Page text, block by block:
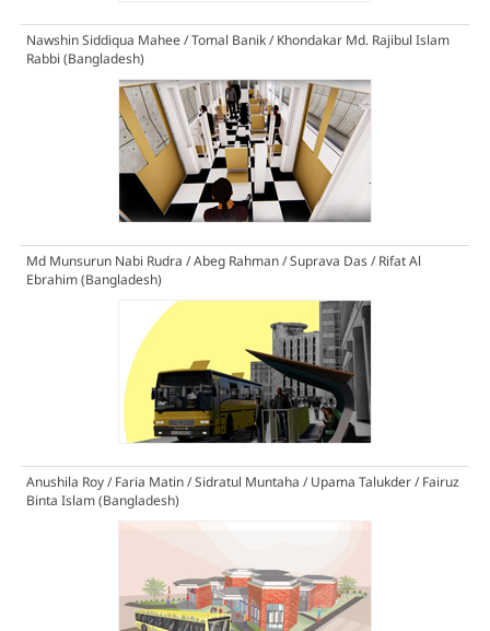
Nawshin Siddiqua Mahee / Tomal Banik / Khondakar Md. Rajibul Islam
Rabbi (Bangladesh)
Md Munsurun Nabi Rudra / Abeg Rahman / Suprava Das / Rifat Al
Ebrahim (Bangladesh)
Anushila Roy / Faria Matin / Sidratul Muntaha / Upama Talukder / Fairuz
Binta Islam (Bangladesh)